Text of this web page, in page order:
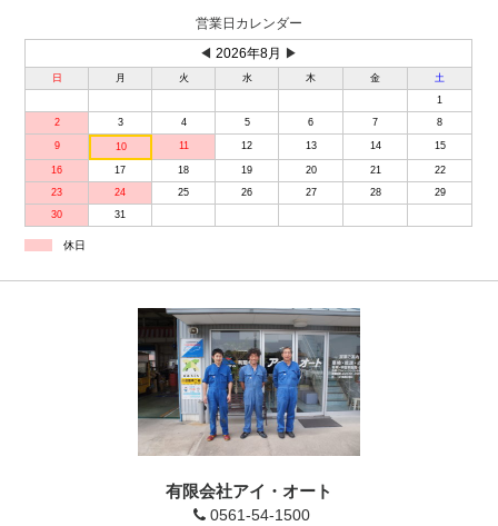
営業日カレンダー
◀ 2026年8月 ▶
日 月 火 水 木 金
土
1
2
3 4 5 6 7 8
9 10 11 12 13 14 15
16 17 18 19 20 21
22
23
24 25 26 27 28
29
30
31
休日
有限会社アイ・オート
0561-54-1500